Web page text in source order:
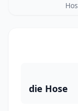
die Hose